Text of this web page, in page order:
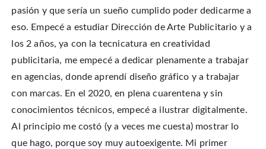
pasión y que sería un sueño cumplido poder dedicarme a
eso. Empecé a estudiar Dirección de Arte Publicitario y a
los 2 años, ya con la tecnicatura en creatividad
publicitaria, me empecé a dedicar plenamente a trabajar
en agencias, donde aprendí diseño gráfico y a trabajar
con marcas. En el 2020, en plena cuarentena y sin
conocimientos técnicos, empecé a ilustrar digitalmente.
Al principio me costó (y a veces me cuesta) mostrar lo
que hago, porque soy muy autoexigente. Mi primer